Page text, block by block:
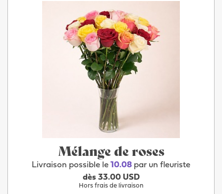
Mélange de roses
Livraison possible le 10.08 par un fleuriste
dès 33.00 USD
Hors frais de livraison